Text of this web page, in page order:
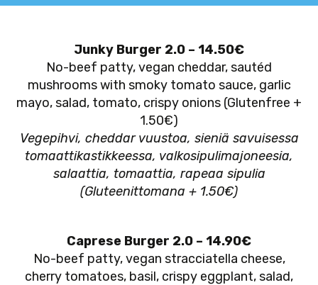
Junky Burger 2.0 – 14.50€
No-beef patty, vegan cheddar, sautéd
mushrooms with smoky tomato sauce, garlic
mayo, salad, tomato, crispy onions (Glutenfree +
1.50€)
Vegepihvi, cheddar vuustoa, sieniä savuisessa
tomaattikastikkeessa, valkosipulimajoneesia,
salaattia, tomaattia, rapeaa sipulia
(Gluteenittomana + 1.50€)
Caprese Burger 2.0 – 14.90€
No-beef patty, vegan stracciatella cheese,
cherry tomatoes, basil, crispy eggplant, salad,